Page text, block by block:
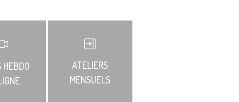
HEBDO
ATELIERS
MENSUELS